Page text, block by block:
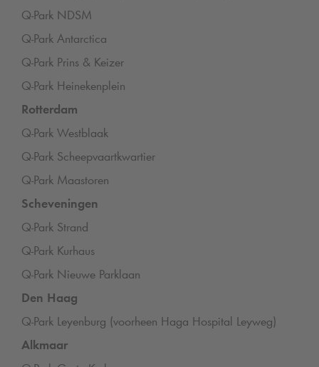
Q-Park NDSM
Q-Park Antarctica
Q-Park Prins & Keizer
Q-Park Heinekenplein
Rotterdam
Q-Park Westblaak
Q-Park Scheepvaartkwartier
Q-Park Maastoren
Scheveningen
Q-Park Strand
Q-Park Kurhaus
Q-Park Nieuwe Parklaan
Den Haag
Q-Park Leyenburg (voorheen Haga Hospital Leyweg)
Alkmaar